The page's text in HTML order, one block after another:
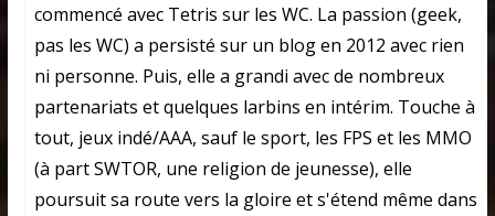
commencé avec Tetris sur les WC. La passion (geek,
pas les WC) a persisté sur un blog en 2012 avec rien
ni personne. Puis, elle a grandi avec de nombreux
partenariats et quelques larbins en intérim. Touche à
tout, jeux indé/AAA, sauf le sport, les FPS et les MMO
(à part SWTOR, une religion de jeunesse), elle
poursuit sa route vers la gloire et s'étend même dans